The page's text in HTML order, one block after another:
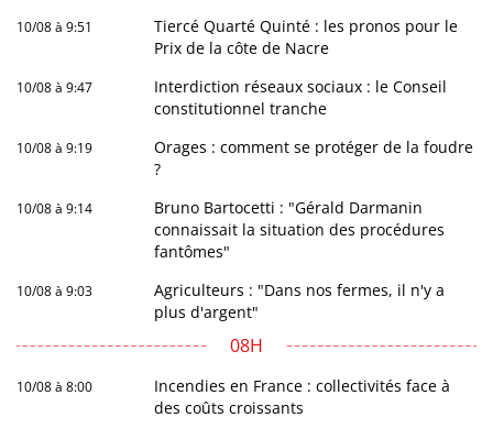
10/08 à 9:51
Tiercé Quarté Quinté : les pronos pour le
Prix de la côte de Nacre
10/08 à 9:47
Interdiction réseaux sociaux : le Conseil
constitutionnel tranche
10/08 à 9:19
Orages : comment se protéger de la foudre
?
10/08 à 9:14
Bruno Bartocetti : "Gérald Darmanin
connaissait la situation des procédures
fantômes"
10/08 à 9:03
Agriculteurs : "Dans nos fermes, il n'y a
plus d'argent"
08H
10/08 à 8:00
Incendies en France : collectivités face à
des coûts croissants